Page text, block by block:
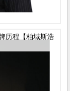
历程【柏域斯浩